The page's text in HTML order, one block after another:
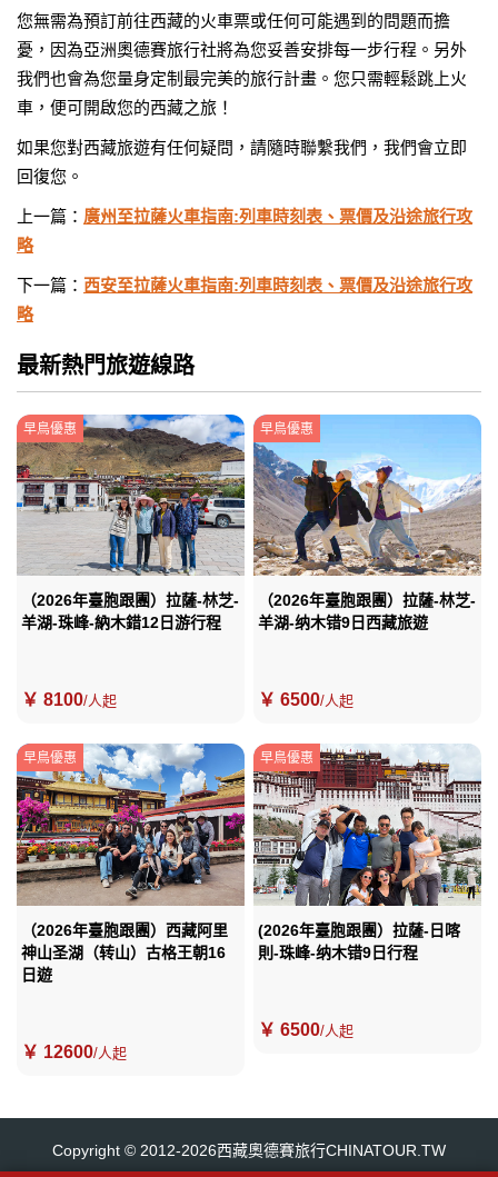
您無需為預訂前往西藏的火車票或任何可能遇到的問題而擔
憂，因為亞洲奧德賽旅行社將為您妥善安排每一步行程。另外
我們也會為您量身定制最完美的旅行計畫。您只需輕鬆跳上火
車，便可開啟您的西藏之旅！
如果您對西藏旅遊有任何疑問，請隨時聯繫我們，我們會立即
回復您。
上一篇： 廣州至拉薩火車指南:列車時刻表、票價及沿途旅行攻
略
下一篇： 西安至拉薩火車指南:列車時刻表、票價及沿途旅行攻
略
最新熱門旅遊線路
早鳥優惠
（2026年臺胞跟團）拉薩-林芝-
羊湖-珠峰-納木錯12日游行程
￥ 8100/人起
早鳥優惠
（2026年臺胞跟團）拉薩-林芝-
羊湖-纳木错9日西藏旅遊
￥ 6500/人起
早鳥優惠
（2026年臺胞跟團）西藏阿里
神山圣湖（转山）古格王朝16
日遊
￥ 12600/人起
早鳥優惠
(2026年臺胞跟團）拉薩-日喀
則-珠峰-纳木错9日行程
￥ 6500/人起
Copyright © 2012-2026西藏奧德賽旅行CHINATOUR.TW